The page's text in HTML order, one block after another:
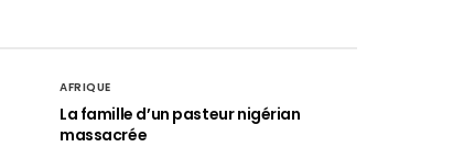
AFRIQUE
La famille d’un pasteur nigérian
massacrée